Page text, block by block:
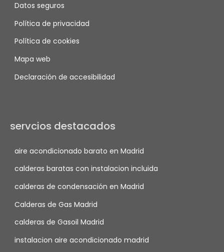
Datos seguros
Política de privacidad
Política de cookies
Mapa web
Declaración de accesibilidad
servcios destacados
aire acondicionado barato en Madrid
calderas baratas con instalacion incluida
calderas de condensación en Madrid
Calderas de Gas Madrid
calderas de Gasoil Madrid
instalacion aire acondicionado madrid